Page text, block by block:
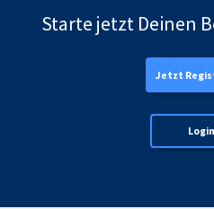
Starte jetzt Deinen
Jetzt
Login